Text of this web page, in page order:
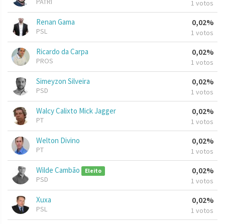
1 votos
Renan Gama
PSL
0,02%
1 votos
Ricardo da Carpa
PROS
0,02%
1 votos
Simeyzon Silveira
PSD
0,02%
1 votos
Walcy Calixto Mick Jagger
PT
0,02%
1 votos
Welton Divino
PT
0,02%
1 votos
Wilde Cambão Eleito
PSD
0,02%
1 votos
Xuxa
PSL
0,02%
1 votos